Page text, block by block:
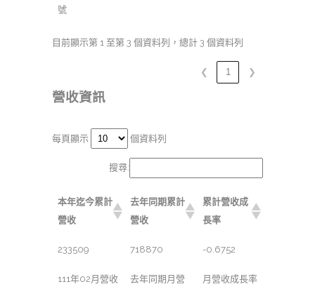
號
目前顯示第 1 至第 3 個資料列，總計 3 個資料列
❮ 1 ❯
營收資訊
每頁顯示 個資料列
搜尋:
本年迄今累計
營收
去年同期累計
營收
累計營收成
長率
233509 718870 -0.6752
111年02月營收
去年同期月營
月營收成長率